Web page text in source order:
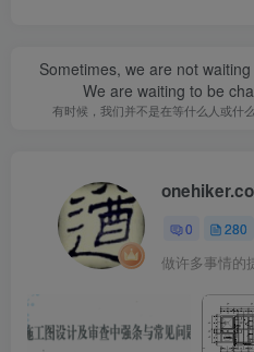
Sometimes, we are not
We are waiting to be
有时候，我们并不是在等什么人或什
0 280
做许多事情的